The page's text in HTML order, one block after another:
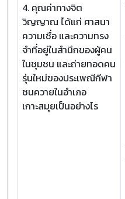
4. คุณค่าทางจิต
วิญญาณ ได้แก่ ศาสนา
ความเชื่อ และความทรง
จำที่อยู่ในสำนึกของผู้คน
ในชุมชน และถ่ายทอดคน
รุ่นใหม่ของประเพณีกีฬา
ชนควายในอำเภอ
เกาะสมุยเป็นอย่างไร